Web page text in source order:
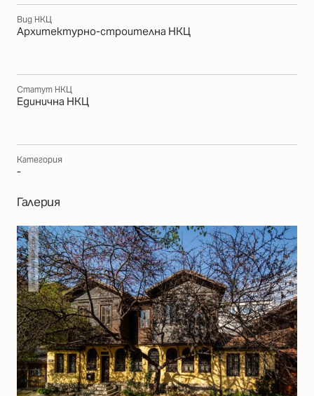
Вид НКЦ
Архитектурно-строителна НКЦ
Статут НКЦ
Единична НКЦ
Категория
-
Галерия